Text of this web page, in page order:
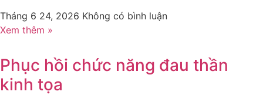
Tháng 6 24, 2026 Không có bình luận
Xem thêm »
Phục hồi chức năng đau thần
kinh tọa